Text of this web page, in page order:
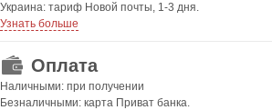
Украина: тариф Новой почты, 1-3 дня.
Узнать больше
Оплата
Наличными: при получении
Безналичными: карта Приват банка.